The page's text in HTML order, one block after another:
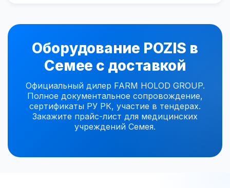
Оборудование POZIS в
Семее с доставкой
Официальный дилер FARM HOLOD GROUP.
Полное документальное сопровождение,
сертификаты РУ РК, участие в тендерах.
Закажите прайс-лист для медицинских
учреждений Семея.